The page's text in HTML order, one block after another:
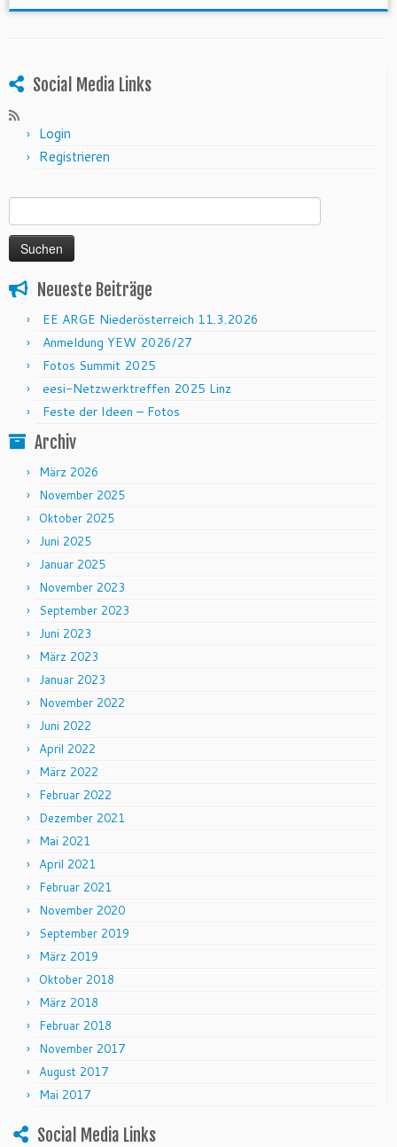
Social Media Links
Login
Registrieren
Neueste Beiträge
EE ARGE Niederösterreich 11.3.2026
Anmeldung YEW 2026/27
Fotos Summit 2025
eesi-Netzwerktreffen 2025 Linz
Feste der Ideen – Fotos
Archiv
März 2026
November 2025
Oktober 2025
Juni 2025
Januar 2025
November 2023
September 2023
Juni 2023
März 2023
Januar 2023
November 2022
Juni 2022
April 2022
März 2022
Februar 2022
Dezember 2021
Mai 2021
April 2021
Februar 2021
November 2020
September 2019
März 2019
Oktober 2018
März 2018
Februar 2018
November 2017
August 2017
Mai 2017
Social Media Links